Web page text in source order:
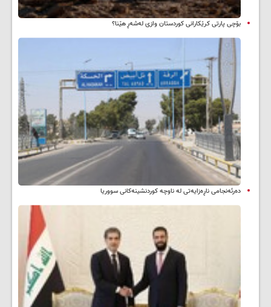
بۆچی پارتی کرێکارانی کوردستان وازی لەشەڕ هێنا؟
دەرئەنجامی ناڕەزایەتی لە ناوچە کوردنشینەکانی سووریا